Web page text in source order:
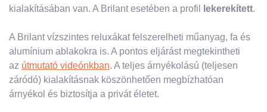
kialakításában van. A Brilant esetében a profil
lekerekített.
A Brilant vízszintes reluxákat felszerelheti műanyag, fa és
alumínium ablakokra is. A pontos eljárást megtekintheti
az útmutató videónkban. A teljes árnyékolású (teljesen
záródó) kialakításnak köszönhetően megbízhatóan
árnyékol és biztosítja a privát életet.